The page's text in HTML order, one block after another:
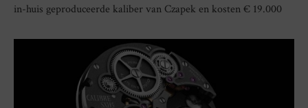
in-huis geproduceerde kaliber van Czapek en kosten € 19.000